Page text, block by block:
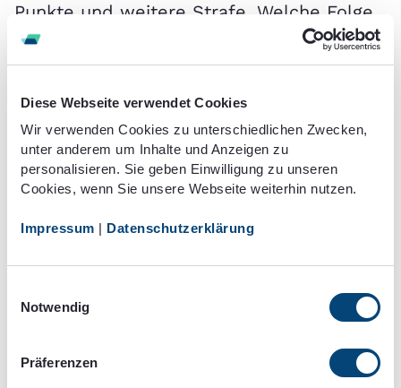
Diese Webseite verwendet Cookies
Wir verwenden Cookies zu unterschiedlichen Zwecken,
unter anderem um Inhalte und Anzeigen zu
personalisieren. Sie geben Einwilligung zu unseren
Cookies, wenn Sie unsere Webseite weiterhin nutzen.
Impressum | Datenschutzerklärung
Notwendig
Präferenzen
Punkte und weitere Strafe. Welche Folge
im konkreten Fall eintritt, hängt jedoch
vom Einzelfall ab.
Die Besonderheiten bei
Fahranfängern
In der Probezeit gilt 0,0 Promille – bei
Probezeitverlängerung und ein
verpflichtendes Aufbauseminar.
Für Fahranfänger in der Probezeit greifen
Personengruppe unterstellt der
Gesetzgeber eine gewisse Unerfahrenheit.